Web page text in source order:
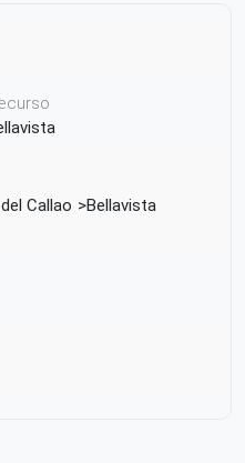
Callao Bellavista